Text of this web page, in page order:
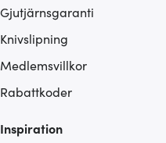
Gjutjärnsgaranti
Knivslipning
Medlemsvillkor
Rabattkoder
Inspiration